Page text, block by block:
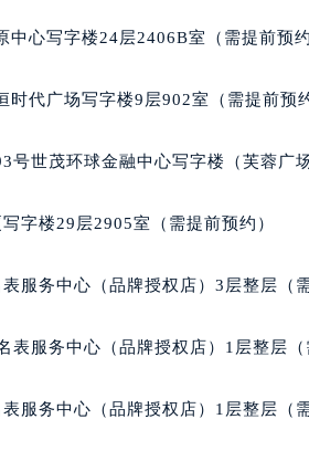
心写字楼24层2406B室（需提前预约
代广场写字楼9层902室（需提前预
号世茂环球金融中心写字楼（芙蓉广
字楼29层2905室（需提前预约）
服务中心（品牌授权店）3层整层（
表服务中心（品牌授权店）1层整层（
服务中心（品牌授权店）1层整层（